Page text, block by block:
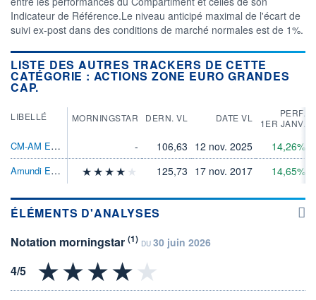
Indicateur de Référence.Le niveau anticipé maximal de l'écart de
suivi ex-post dans des conditions de marché normales est de 1%.
LISTE DES AUTRES TRACKERS DE CETTE
CATÉGORIE : ACTIONS ZONE EURO GRANDES
CAP.
LIBELLÉ MORNINGSTAR DERN. VL DATE VL
PERF.
1ER JANV.
CM-AM Euro Stoxx 50 UCITS ETF - 106,63 12 nov. 2025
14,26%
Amundi Euro Stoxx 50 II UCITS ETF Acc
125,73 17 nov. 2017 14,65%
ÉLÉMENTS D'ANALYSES
Notation morningstar (1) DU 30 juin 2026